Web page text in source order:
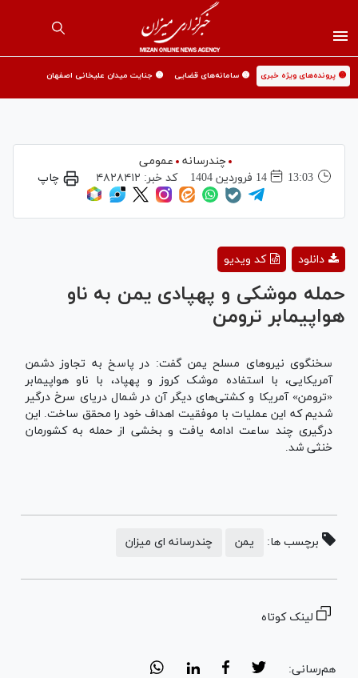
🟡 پرونده‌های ویژه خبری 🟡 سامانه‌های قضایی 🟡 جنایت میدان علیخانی اصفهان
چندرسانه
عمومی
13:03
14 فروردين 1404 کد خبر: ۴۸۲۸۴۱۲ چاپ
Video
کد ویدیو دانلود
حمله موشکی و پهپادی یمن به ناو
هواپیمابر ترومن
سخنگوی نیروهای مسلح یمن گفت: در پاسخ به تجاوز دشمن
آمریکایی، با استفاده موشک کروز و پهپاد، با ناو هواپیمابر
«ترومن» آمریکا و کشتی‌های دیگر آن در شمال دریای سرخ درگیر
شدیم که این عملیات با موفقیت اهداف خود را محقق ساخت. این
درگیری چند ساعت ادامه یافت و بخشی از حمله به کشورمان
خنثی شد.
برچسب ها: یمن چندرسانه ای میزان
لینک کوتاه
هم‌رسانی: